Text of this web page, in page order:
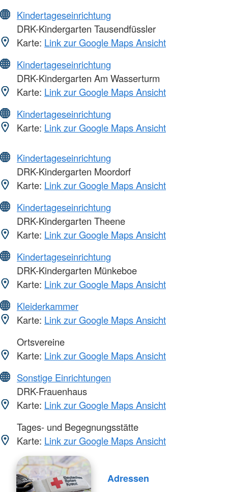
Kindertageseinrichtung
DRK-Kindergarten Tausendfüssler
Karte: Link zur Google Maps Ansicht
Kindertageseinrichtung
DRK-Kindergarten Am Wasserturm
Karte: Link zur Google Maps Ansicht
Kindertageseinrichtung
Karte: Link zur Google Maps Ansicht
Kindertageseinrichtung
DRK-Kindergarten Moordorf
Karte: Link zur Google Maps Ansicht
Kindertageseinrichtung
DRK-Kindergarten Theene
Karte: Link zur Google Maps Ansicht
Kindertageseinrichtung
DRK-Kindergarten Münkeboe
Karte: Link zur Google Maps Ansicht
Kleiderkammer
Karte: Link zur Google Maps Ansicht
Ortsvereine
Karte: Link zur Google Maps Ansicht
Sonstige Einrichtungen
DRK-Frauenhaus
Karte: Link zur Google Maps Ansicht
Tages- und Begegnungsstätte
Karte: Link zur Google Maps Ansicht
Adressen